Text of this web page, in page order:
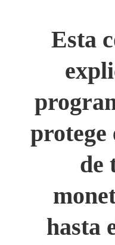
Esta
protege
de
hasta